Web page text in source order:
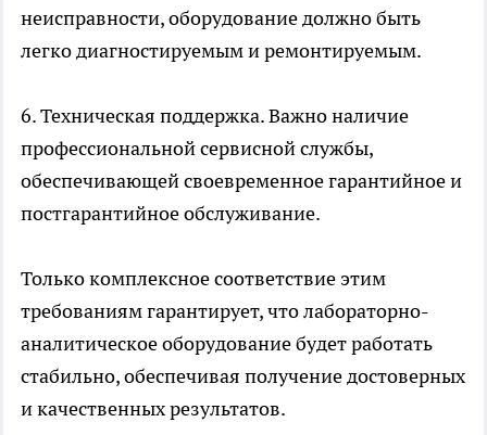
неисправности, оборудование должно быть
легко диагностируемым и ремонтируемым.
6. Техническая поддержка. Важно наличие
профессиональной сервисной службы,
обеспечивающей своевременное гарантийное и
постгарантийное обслуживание.
Только комплексное соответствие этим
требованиям гарантирует, что лабораторно-
аналитическое оборудование будет работать
стабильно, обеспечивая получение достоверных
и качественных результатов.